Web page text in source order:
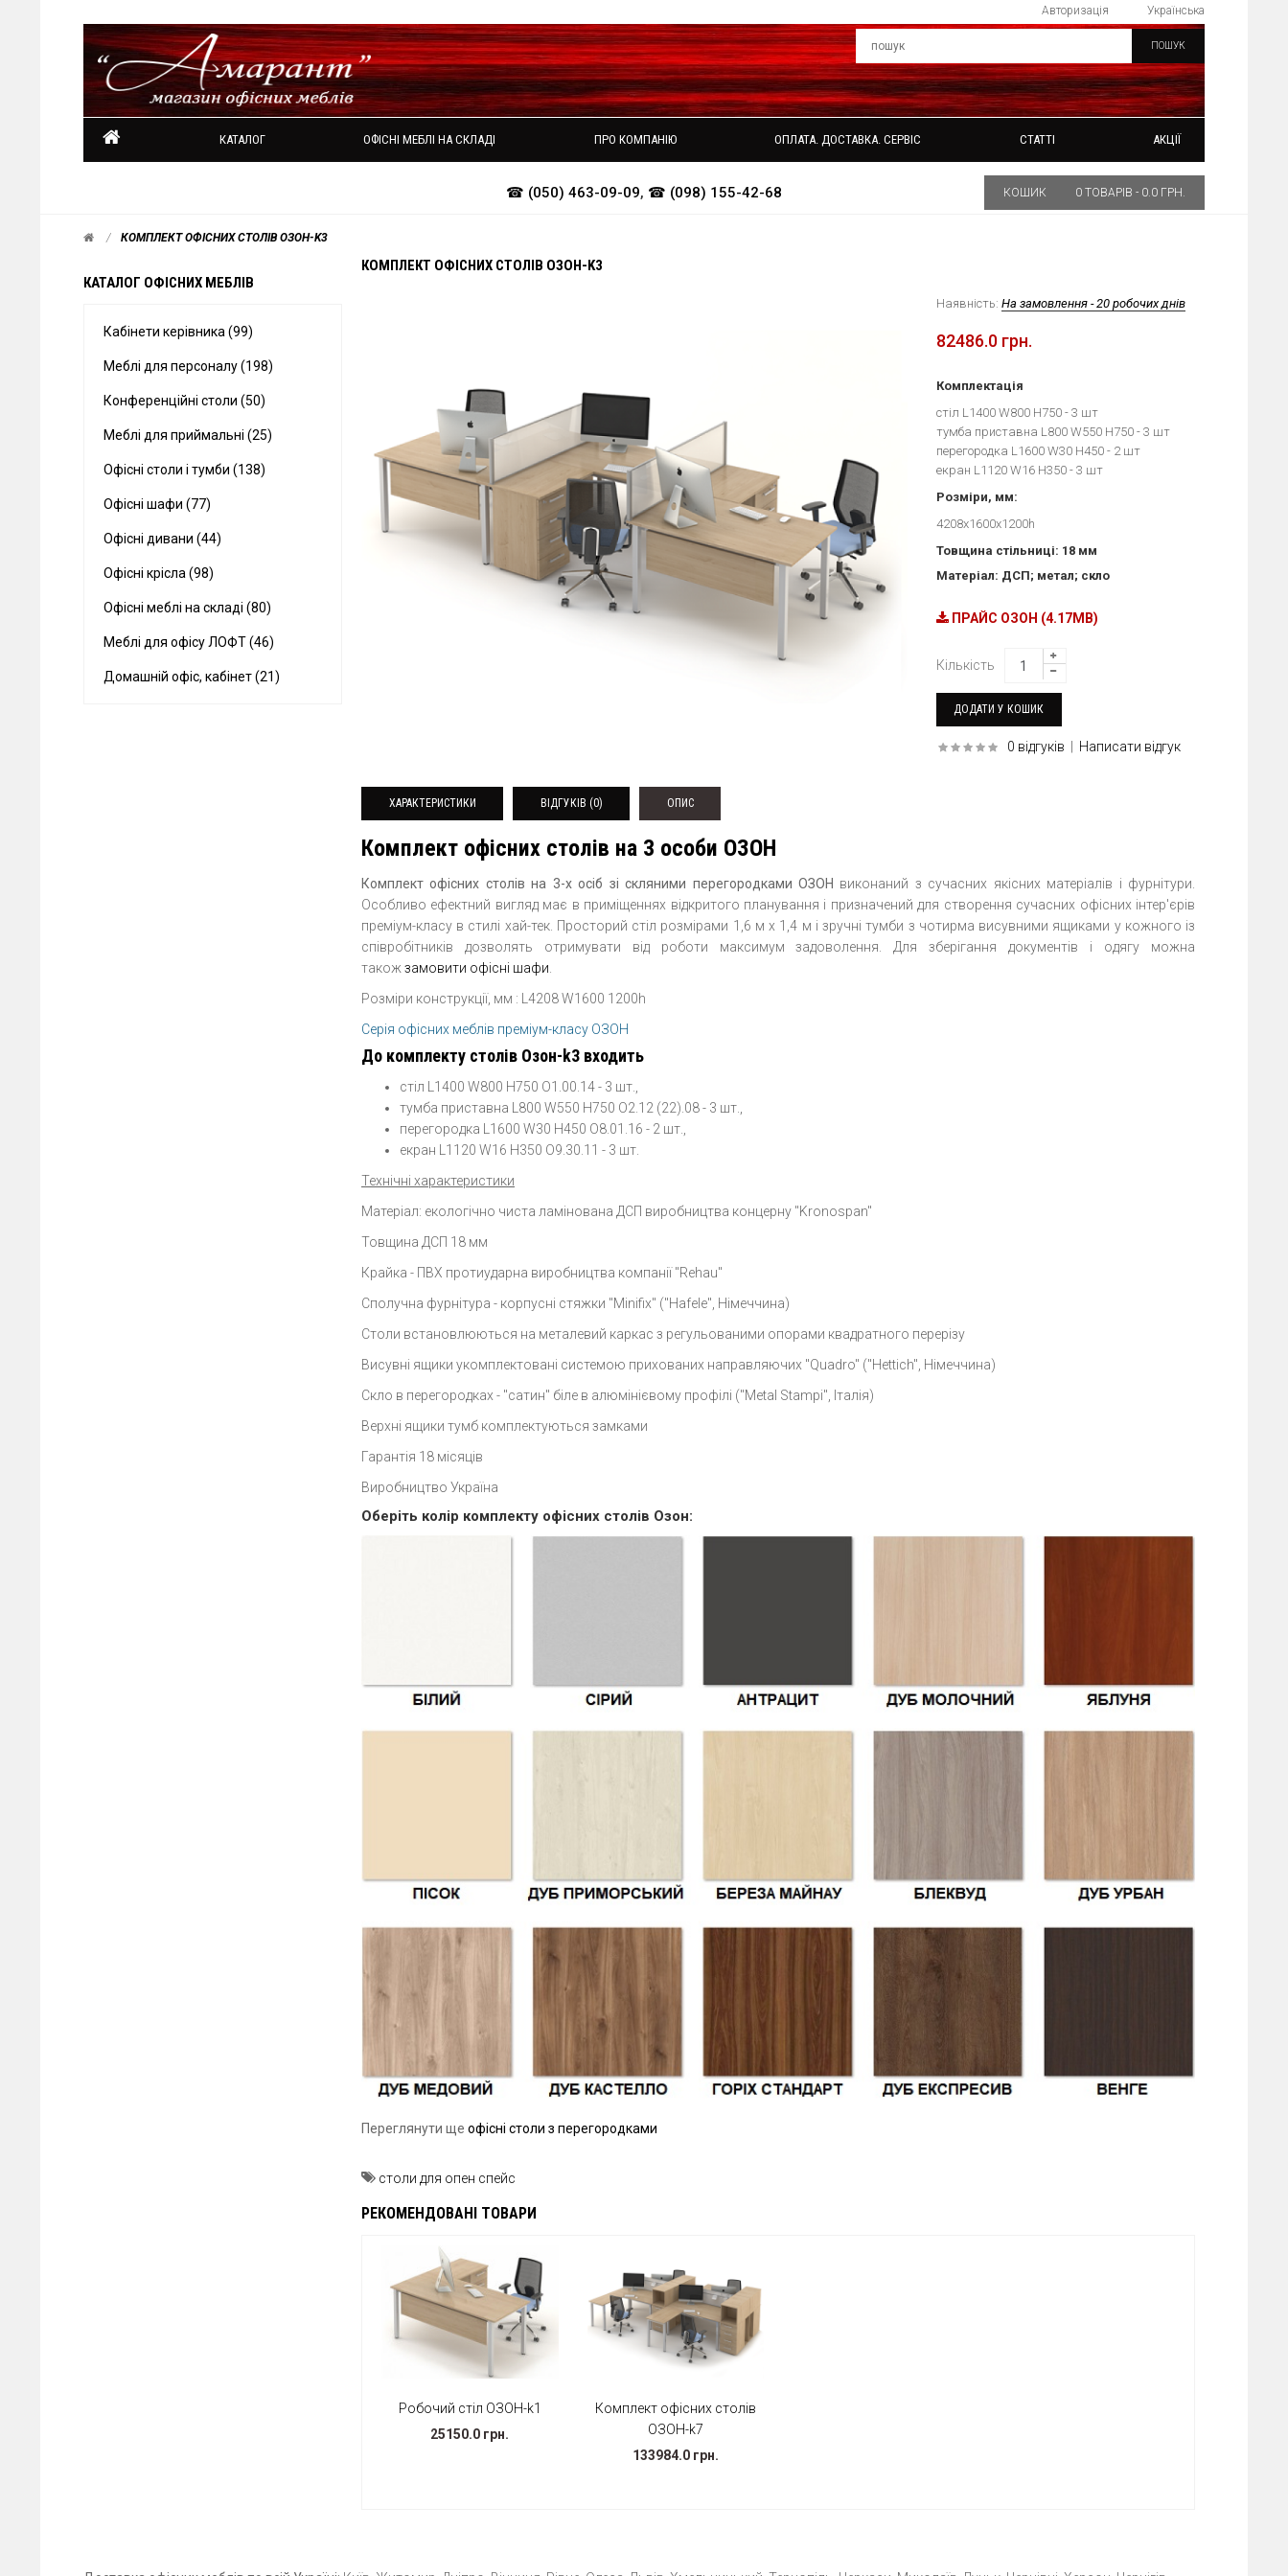
Українська
Авторизація
ПОШУК
КАТАЛОГ ОФІСНІ МЕБЛІ НА СКЛАДІ ПРО КОМПАНІЮ ОПЛАТА. ДОСТАВКА. СЕРВІС СТАТТІ АКЦІЇ
☎ (050) 463-09-09, ☎ (098) 155-42-68 КОШИК 0 ТОВАРІВ - 0.0 ГРН.
КОМПЛЕКТ ОФІСНИХ СТОЛІВ ОЗОН-K3
КАТАЛОГ ОФІСНИХ МЕБЛІВ
Кабінети керівника (99)
Меблі для персоналу (198)
Конференційні столи (50)
Меблі для приймальні (25)
Офісні столи і тумби (138)
Офісні шафи (77)
Офісні дивани (44)
Офісні крісла (98)
Офісні меблі на складі (80)
Меблі для офісу ЛОФТ (46)
Домашній офіс, кабінет (21)
КОМПЛЕКТ ОФІСНИХ СТОЛІВ ОЗОН-K3
Наявність: На замовлення - 20 робочих днів
82486.0 грн.
Комплектація
стіл L1400 W800 H750 - 3 шт
тумба приставна L800 W550 H750 - 3 шт
перегородка L1600 W30 H450 - 2 шт
екран L1120 W16 H350 - 3 шт
Розміри, мм:
4208х1600х1200h
Товщина стільниці: 18 мм
Матеріал: ДСП; метал; скло
ПРАЙС ОЗОН (4.17MB)
Кількість
0 відгуків Написати відгук
ХАРАКТЕРИСТИКИ ВІДГУКІВ (0) ОПИС
Комплект офісних столів на 3 особи ОЗОН
Комплект офісних столів на 3-х осіб зі скляними перегородками ОЗОН виконаний з сучасних якісних матеріалів і фурнітури.
Особливо ефектний вигляд має в приміщеннях відкритого планування і призначений для створення сучасних офісних інтер'єрів
преміум-класу в стилі хай-тек. Просторий стіл розмірами 1,6 м х 1,4 м і зручні тумби з чотирма висувними ящиками у кожного із
співробітників дозволять отримувати від роботи максимум задоволення. Для зберігання документів і одягу можна
також замовити офісні шафи
Розміри конструкції, мм : L4208 W1600 1200h
Серія офісних меблів преміум-класу ОЗОН
До комплекту столів Озон-k3 входить
стіл L1400 W800 H750 O1.00.14 - 3 шт.,
тумба приставна L800 W550 H750 O2.12 (22).08 - 3 шт.,
перегородка L1600 W30 H450 O8.01.16 - 2 шт.,
екран L1120 W16 H350 O9.30.11 - 3 шт.
Технічні характеристики
Матеріал: екологічно чиста ламінована ДСП виробництва концерну "Kronospan"
Товщина ДСП 18 мм
Крайка - ПВХ протиударна виробництва компанії "Rehau"
Сполучна фурнітура - корпусні стяжки "Minifix" ("Hafele", Німеччина)
Столи встановлюються на металевий каркас з регульованими опорами квадратного перерізу
Висувні ящики укомплектовані системою прихованих направляючих "Quadro" ("Hettich", Німеччина)
Скло в перегородках - "сатин" біле в алюмінієвому профілі ("Metal Stampi", Італія)
Верхні ящики тумб комплектуються замками
Гарантія 18 місяців
Виробництво Україна
Оберіть колір комплекту офісних столів Озон:
Переглянути ще офісні столи з перегородками
столи для опен спейс
РЕКОМЕНДОВАНІ ТОВАРИ
Робочий стіл ОЗОН-k1
25150.0 грн.
Комплект офісних столів
ОЗОН-k7
133984.0 грн.